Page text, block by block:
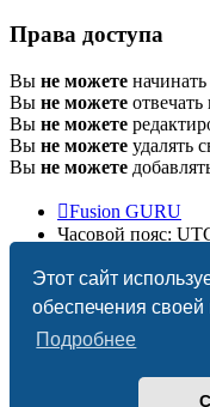
Этот сайт
обеспечения своей
Подробнее
Права доступа
Вы не можете
Вы не можете
Вы не можете
Вы не можете удалять
Вы не можете
Fusion GURU
Часовой пояс:
Создано на основе